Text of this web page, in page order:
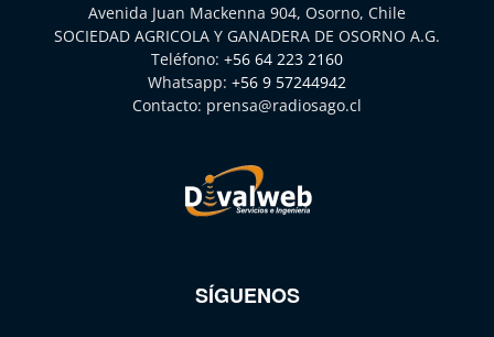
Avenida Juan Mackenna 904, Osorno, Chile
SOCIEDAD AGRICOLA Y GANADERA DE OSORNO A.G.
Teléfono: +56 64 223 2160
Whatsapp: +56 9 57244942
Contacto: prensa@radiosago.cl
SÍGUENOS